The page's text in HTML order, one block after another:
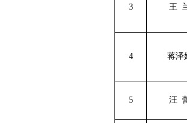
3 王
4 蒋泽
5 汪